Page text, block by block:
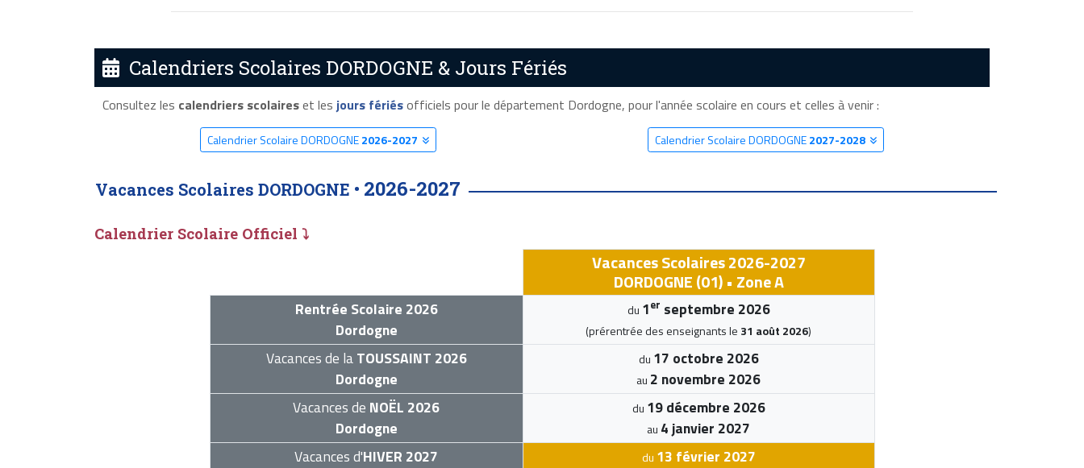
Calendriers Scolaires DORDOGNE & Jours Fériés
Consultez les calendriers scolaireset les jours fériésofficiels pour le département Dordogne, pour l'année scolaire en cours et celles à venir :
Calendrier Scolaire DORDOGNE2026-2027 Calendrier Scolaire DORDOGNE2027-2028
Vacances Scolaires DORDOGNE • 2026-2027
Calendrier Scolaire Officiel ⤵
Vacances Scolaires 2026-2027
DORDOGNE (01) • Zone A
Rentrée Scolaire 2026
Dordogne
du 1er septembre 2026
(prérentrée des enseignants le 31 août 2026)
Vacances de laTOUSSAINT 2026
Dordogne
du 17 octobre 2026
au 2 novembre 2026
Vacances de NOËL 2026
Dordogne
du 19 décembre 2026
au 4 janvier 2027
Vacances d'HIVER 2027
du 13 février 2027